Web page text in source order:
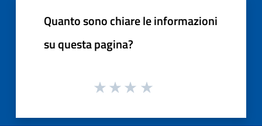
Quanto sono chiare le informazioni
su questa pagina?